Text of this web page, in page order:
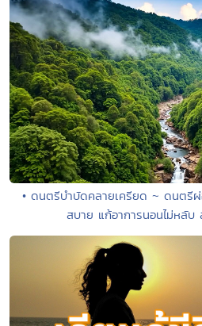
• ดนตรีบำบัดคลายเครียด ~ ดนตรี
สบาย แก้อาการนอนไม่หลั